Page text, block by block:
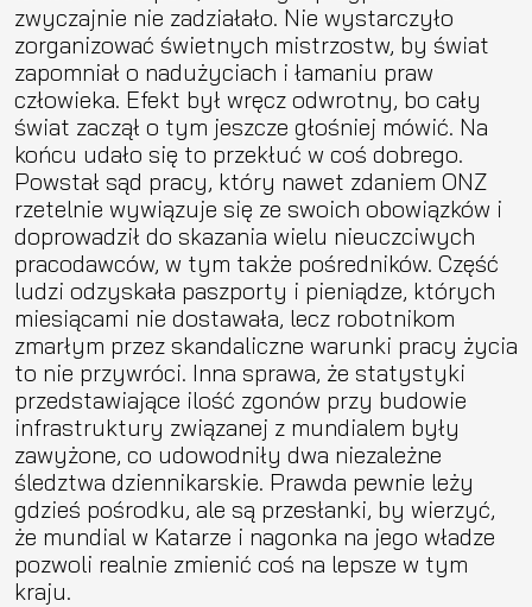
zwyczajnie nie zadziałało. Nie wystarczyło
zorganizować świetnych mistrzostw, by świat
zapomniał o nadużyciach i łamaniu praw
człowieka. Efekt był wręcz odwrotny, bo cały
świat zaczął o tym jeszcze głośniej mówić. Na
końcu udało się to przekłuć w coś dobrego.
Powstał sąd pracy, który nawet zdaniem ONZ
rzetelnie wywiązuje się ze swoich obowiązków i
doprowadził do skazania wielu nieuczciwych
pracodawców, w tym także pośredników. Część
ludzi odzyskała paszporty i pieniądze, których
miesiącami nie dostawała, lecz robotnikom
zmarłym przez skandaliczne warunki pracy życia
to nie przywróci. Inna sprawa, że statystyki
przedstawiające ilość zgonów przy budowie
infrastruktury związanej z mundialem były
zawyżone, co udowodniły dwa niezależne
śledztwa dziennikarskie. Prawda pewnie leży
gdzieś pośrodku, ale są przesłanki, by wierzyć,
że mundial w Katarze i nagonka na jego władze
pozwoli realnie zmienić coś na lepsze w tym
kraju.